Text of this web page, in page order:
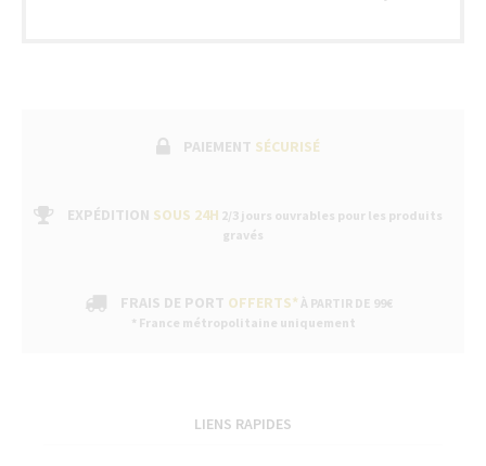
PAIEMENT SÉCURISÉ
EXPÉDITION SOUS 24H 2/3 jours ouvrables pour les produits
gravés
FRAIS DE PORT OFFERTS* À PARTIR DE 99€
* France métropolitaine uniquement
LIENS RAPIDES